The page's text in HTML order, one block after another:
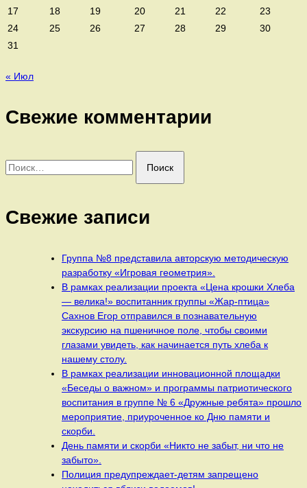
17
18 19 20 21 22
23
24
25 26 27 28 29
30
31
« Июл
Свежие комментарии
Свежие записи
Группа №8 представила авторскую методическую
разработку «Игровая геометрия».
В рамках реализации проекта «Цена крошки Хлеба
— велика!» воспитанник группы «Жар-птица»
Сахнов Егор отправился в познавательную
экскурсию на пшеничное поле, чтобы своими
глазами увидеть, как начинается путь хлеба к
нашему столу.
В рамках реализации инновационной площадки
«Беседы о важном» и программы патриотического
воспитания в группе № 6 «Дружные ребята» прошло
мероприятие, приуроченное ко Дню памяти и
скорби.
День памяти и скорби «Никто не забыт, ни что не
забыто».
Полиция предупреждает-детям запрещено